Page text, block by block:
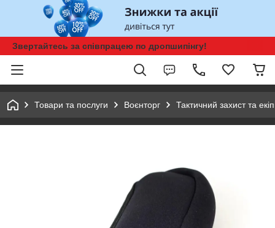
Звертайтесь за співпрацею по дропшипінгу!
Товари та послуги Воєнторг Тактичний захист та